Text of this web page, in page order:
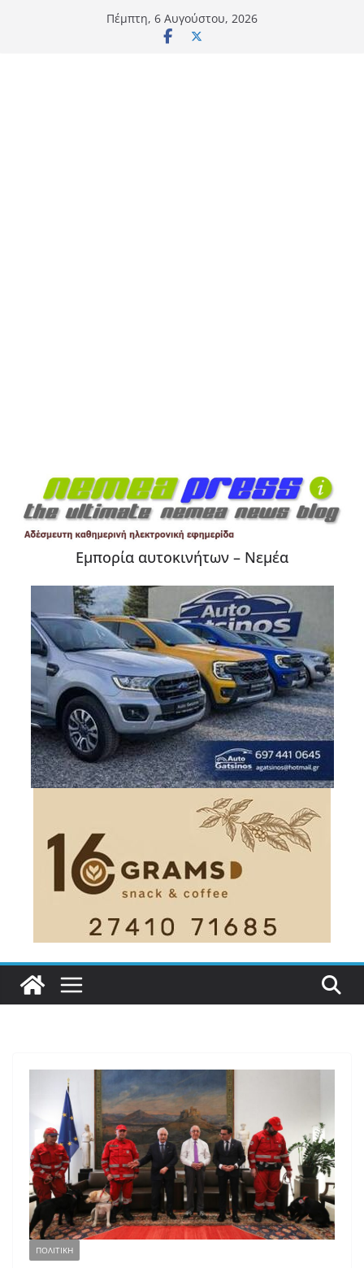
Πέμπτη, 6 Αυγούστου, 2026
Εμπορία αυτοκινήτων – Νεμέα
ΠΟΛΙΤΙΚΗ